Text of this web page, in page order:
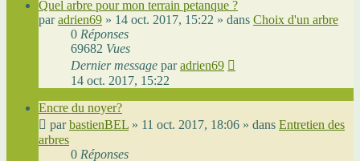
Quel arbre pour mon terrain petanque ?
paradrien69 » 14 oct. 2017, 15:22 » dans Choix d'un arbre
0 Réponses
69682 Vues
Dernier message paradrien69
14 oct. 2017, 15:22
Encre du noyer?
parbastienBEL » 11 oct. 2017, 18:06 » dans Entretien des
arbres
0 Réponses